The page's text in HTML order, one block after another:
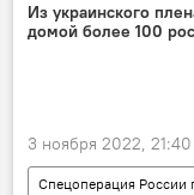
Из украинского
домой более 100
3 ноября 2022, 21:40
Спецоперация России